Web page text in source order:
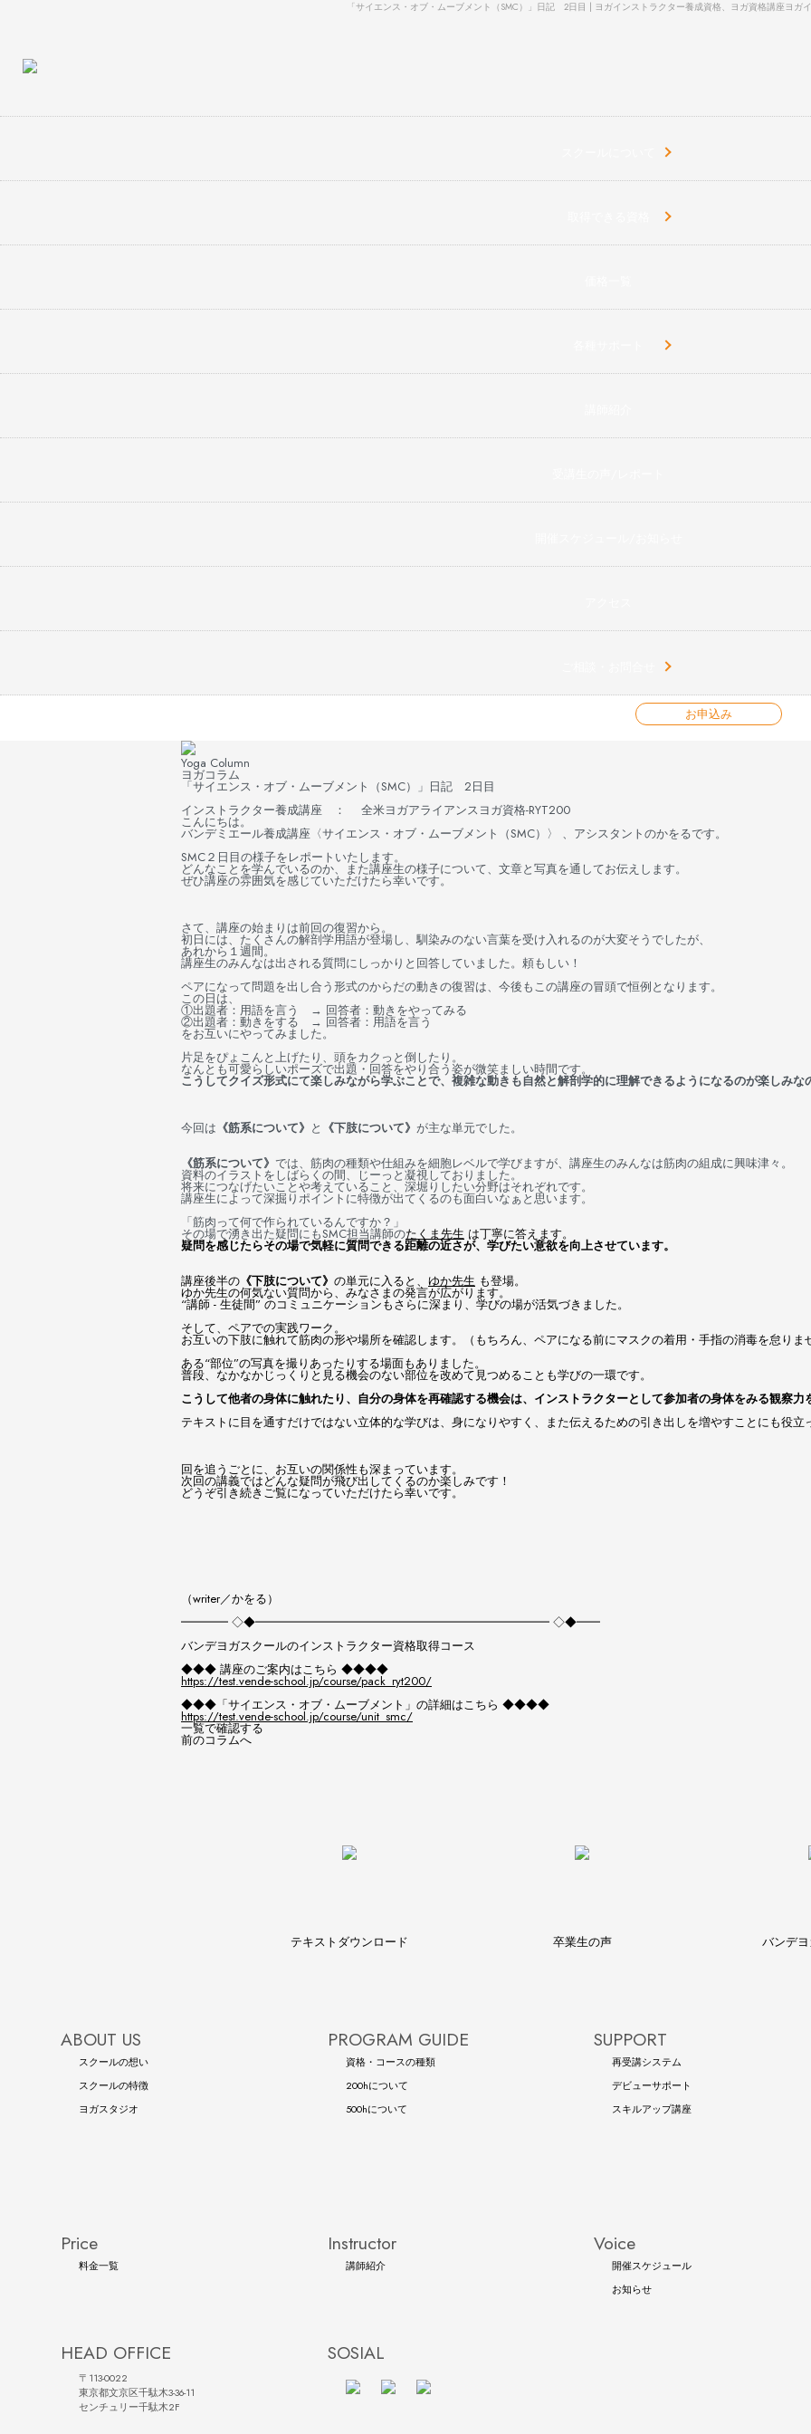
ヨガ
「サイエンス・オブ・ムーブメント（SMC）」日記 2日目 | ヨガインストラクター養成資格、ヨガ資格講座
お申込み
Yoga Column
ヨガコラム
「サイエンス・オブ・ムーブメント（SMC）」日記 2日目
インストラクター養成講座 ： 全米ヨガアライアンスヨガ資格-RYT200
こんにちは。
バンデミエール養成講座〈サイエンス・オブ・ムーブメント（SMC）〉 、アシスタントのかをるです。
SMC２日目の様子をレポートいたします。
どんなことを学んでいるのか、また講座生の様子について、文章と写真を通してお伝えします。
ぜひ講座の雰囲気を感じていただけたら幸いです。
さて、講座の始まりは前回の復習から。
初日には、たくさんの解剖学用語が登場し、馴染みのない言葉を受け入れるのが大変そうでしたが、
あれから１週間。
講座生のみんなは出される質問にしっかりと回答していました。頼もしい！
ペアになって問題を出し合う形式のからだの動きの復習は、今後もこの講座の冒頭で恒例となります。
この日は、
①出題者：用語を言う → 回答者：動きをやってみる
②出題者：動きをする → 回答者：用語を言う
をお互いにやってみました。
片足をぴょこんと上げたり、頭をカクっと倒したり。
なんとも可愛らしいポーズで出題・回答をやり合う姿が微笑ましい時間です。
こうしてクイズ形式にて楽しみながら学ぶことで、複雑な動きも自然と解剖学的に理解できるようになるのが楽しみな
今回は 《筋系について》 と 《下肢について》 が主な単元でした。
《筋系について》 では、筋肉の種類や仕組みを細胞レベルで学びますが、講座生のみんなは筋肉の組成に興味津々。
資料のイラストをしばらくの間、じーっと凝視しておりました。
将来につなげたいことや考えていること、深堀りしたい分野はそれぞれです。
講座生によって深掘りポイントに特徴が出てくるのも面白いなぁと思います。
「筋肉って何で作られているんですか？」
その場で湧き出た疑問にもSMC担当講師のたくま先生 は丁寧に答えます。
疑問を感じたらその場で気軽に質問できる距離の近さが、学びたい意欲を向上させています。
講座後半の 《下肢について》 の単元に入ると、 ゆか先生 も登場。
ゆか先生の何気ない質問から、みなさまの発言が広がります。
“講師 - 生徒間” のコミュニケーションもさらに深まり、学びの場が活気づきました。
そして、ペアでの実践ワーク。
お互いの下肢に触れて筋肉の形や場所を確認します。（もちろん、ペアになる前にマスクの着用・手指の消毒を怠りま
ある“部位”の写真を撮りあったりする場面もありました。
普段、なかなかじっくりと見る機会のない部位を改めて見つめることも学びの一環です。
こうして他者の身体に触れたり、自分の身体を再確認する機会は、インストラクターとして参加者の身体をみる観察
テキストに目を通すだけではない立体的な学びは、身になりやすく、また伝えるための引き出しを増やすことにも役立
回を追うごとに、お互いの関係性も深まっています。
次回の講義ではどんな疑問が飛び出してくるのか楽しみです！
どうぞ引き続きご覧になっていただけたら幸いです。
（writer／かをる）
━━━━ ◇◆━━━━━━━━━━━━━━━━━━━━━━━━━ ◇◆━━
バンデヨガスクールのインストラクター資格取得コース
◆◆◆ 講座のご案内はこちら ◆◆◆◆
https://test.vende-school.jp/course/pack_ryt200/
◆◆◆「サイエンス・オブ・ムーブメント」の詳細はこちら ◆◆◆◆
https://test.vende-school.jp/course/unit_smc/
一覧で確認する
前のコラムへ
テキストダウンロード 卒業生の声 バンデ
ABOUT US
スクールの想い
スクールの特徴
ヨガスタジオ
PROGRAM GUIDE
資格・コースの種類
200hについて
500hについて
SUPPORT
再受講システム
デビューサポート
スキルアップ講座
Price
料金一覧
Instructor
講師紹介
Voice
開催スケジュール
お知らせ
HEAD OFFICE
〒113-0022
東京都文京区千駄木3-36-11
センチュリー千駄木2F
SOSIAL